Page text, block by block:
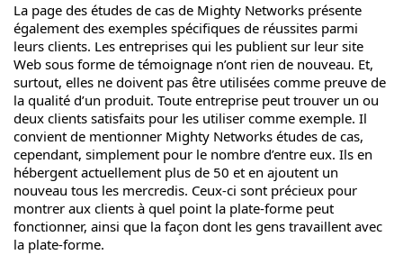
La page des études de cas de Mighty Networks présente
également des exemples spécifiques de réussites parmi
leurs clients. Les entreprises qui les publient sur leur site
Web sous forme de témoignage n’ont rien de nouveau. Et,
surtout, elles ne doivent pas être utilisées comme preuve de
la qualité d’un produit. Toute entreprise peut trouver un ou
deux clients satisfaits pour les utiliser comme exemple. Il
convient de mentionner Mighty Networks études de cas,
cependant, simplement pour le nombre d’entre eux. Ils en
hébergent actuellement plus de 50 et en ajoutent un
nouveau tous les mercredis. Ceux-ci sont précieux pour
montrer aux clients à quel point la plate-forme peut
fonctionner, ainsi que la façon dont les gens travaillent avec
la plate-forme.